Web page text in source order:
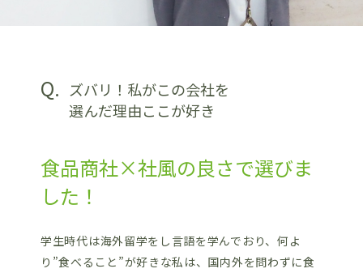
Q.
ズバリ！私がこの会社を
選んだ理由ここが好き
食品商社×社風の良さで選びま
した！
学生時代は海外留学をし言語を学んでおり、何よ
り”食べること”が好きな私は、国内外を問わずに食